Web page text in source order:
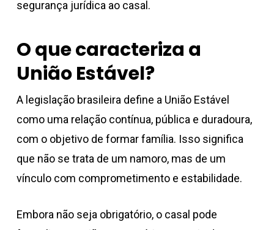
segurança jurídica ao casal.
O que caracteriza a
União Estável?
A legislação brasileira define a União Estável
como uma relação contínua, pública e duradoura,
com o objetivo de formar família. Isso significa
que não se trata de um namoro, mas de um
vínculo com comprometimento e estabilidade.
Embora não seja obrigatório, o casal pode